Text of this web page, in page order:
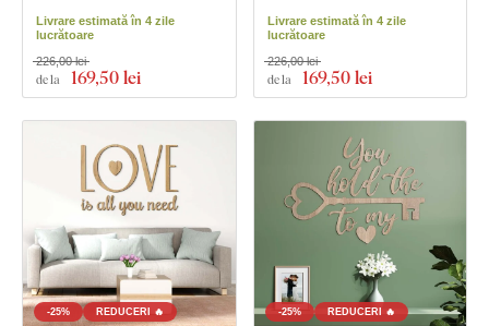
Livrare estimată în 4 zile
lucrătoare
de la 169,50 lei
226,00 lei
Livrare estimată în 4 zile
lucrătoare
de la 169,50 lei
226,00 lei
-25% REDUCERI 🔥 -25% REDUCERI 🔥